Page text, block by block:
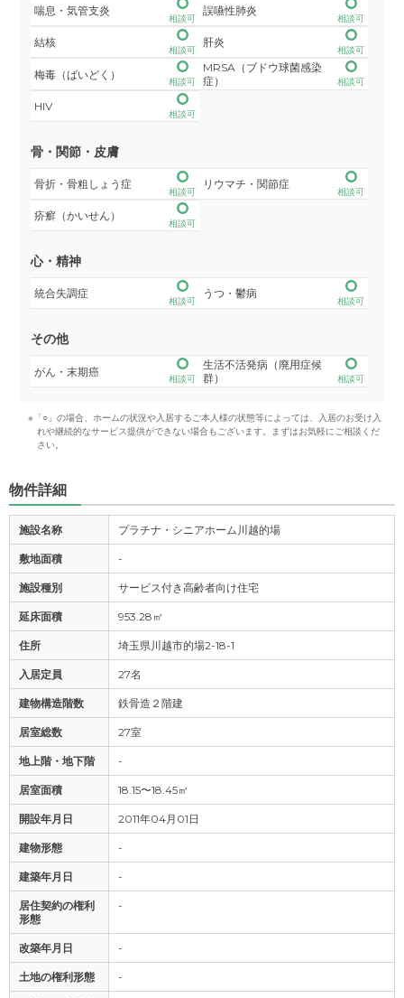
喘息・気管支炎
相談可
誤嚥性肺炎
相談可
結核
相談可
肝炎
相談可
梅毒（ばいどく）
相談可
MRSA（ブドウ球菌感染
症）
相談可
HIV
相談可
骨・関節・皮膚
骨折・骨粗しょう症
相談可
リウマチ・関節症
相談可
疥癬（かいせん）
相談可
心・精神
統合失調症
相談可
うつ・鬱病
相談可
その他
がん・末期癌
相談可
生活不活発病（廃用症候
群）
相談可
※「○」の場合、ホームの状況や入居するご本人様の状態等によっては、入居のお受け入
れや継続的なサービス提供ができない場合もございます。まずはお気軽にご相談くだ
さい。
物件詳細
施設名称 プラチナ・シニアホーム川越的場
敷地面積 -
施設種別 サービス付き高齢者向け住宅
延床面積 953.28㎡
住所 埼玉県川越市的場2-18-1
入居定員 27名
建物構造階数 鉄骨造２階建
居室総数 27室
地上階・地下階 -
居室面積 18.15〜18.45㎡
開設年月日 2011年04月01日
建物形態 -
建築年月日 -
居住契約の権利
形態
-
改築年月日 -
土地の権利形態 -